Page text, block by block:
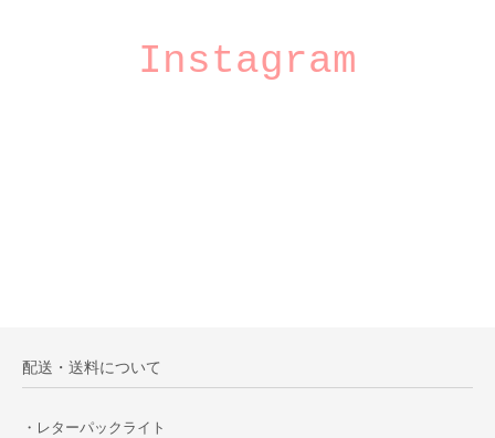
Instagram
配送・送料について
・レターパックライト